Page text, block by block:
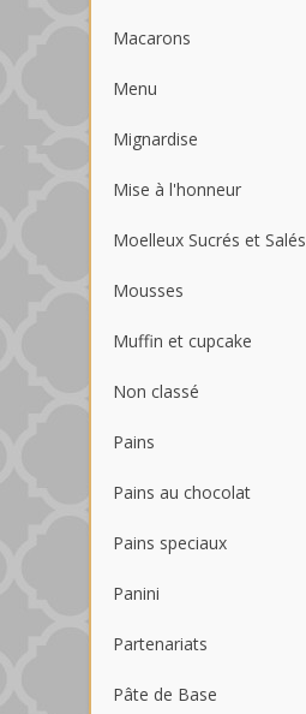
Macarons
Menu
Mignardise
Mise à l'honneur
Moelleux Sucrés et Salés
Mousses
Muffin et cupcake
Non classé
Pains
Pains au chocolat
Pains speciaux
Panini
Partenariats
Pâte de Base